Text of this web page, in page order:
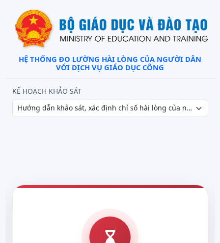
HỆ THỐNG ĐO LƯỜNG HÀI LÒNG CỦA NGƯỜI DÂN
VỚI DỊCH VỤ GIÁO DỤC CÔNG
KẾ HOẠCH KHẢO SÁT
Hướng dẫn khảo sát, xác định chỉ số hài lòng của người